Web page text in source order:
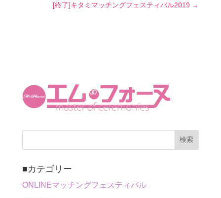
[終了]キタミマッチングフェスティバル2019 →
■カテゴリー
ONLINEマッチングフェスティバル